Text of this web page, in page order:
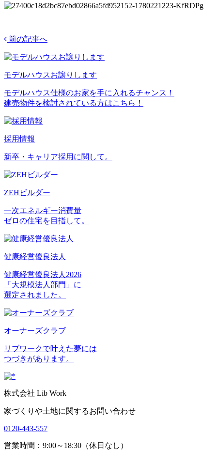
前の記事へ
モデルハウスお譲りします
モデルハウス仕様のお家を手に入れるチャンス！
建売物件を検討されている方はこちら！
採用情報
新卒・キャリア採用に関して。
ZEHビルダー
一次エネルギー消費量
ゼロの住宅を目指して。
健康経営優良法人
健康経営優良法人2026
「大規模法人部門」に
選定されました。
オーナーズクラブ
リブワークで叶えた夢には
つづきがあります。
株式会社 Lib Work
家づくりや土地に関するお問い合わせ
0120-443-557
営業時間：9:00～18:30（休日なし）